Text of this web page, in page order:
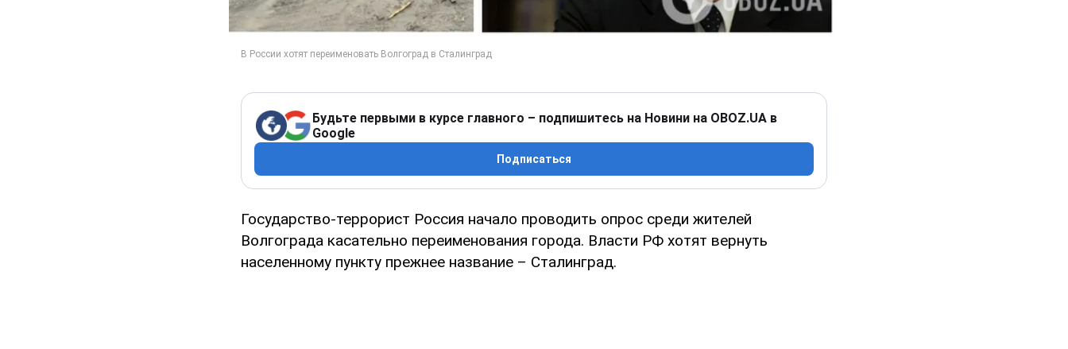
Будьте первыми в курсе главного – подпишитесь на Новини на OBOZ.UA в
Google
Подписаться
Государство-террорист Россия начало проводить опрос среди жителей
Волгограда касательно переименования города. Власти РФ хотят вернуть
населенному пункту прежнее название – Сталинград.